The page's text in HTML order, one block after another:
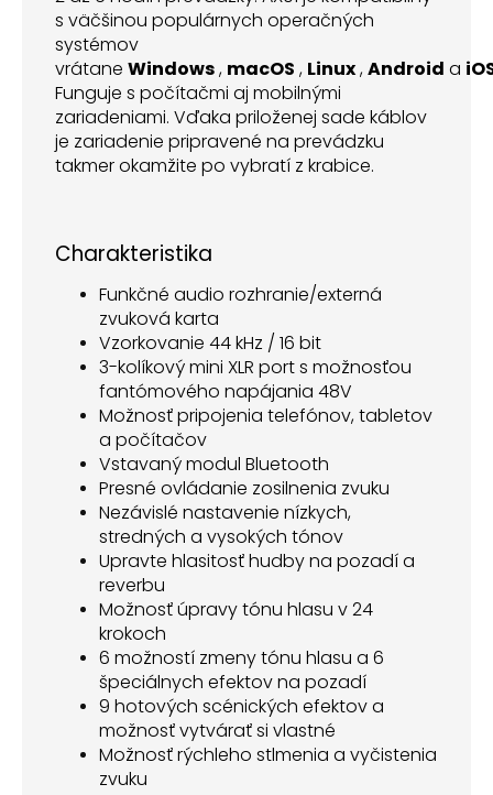
s väčšinou populárnych operačných
systémov
vrátane Windows, macOS , Linux,Android a
Funguje s počítačmi aj mobilnými
zariadeniami. Vďaka priloženej sade káblov
je zariadenie pripravené na prevádzku
takmer okamžite po vybratí z krabice.
Charakteristika
Funkčné audio rozhranie/externá
zvuková karta
Vzorkovanie 44 kHz / 16 bit
3-kolíkový mini XLR port s možnosťou
fantómového napájania 48V
Možnosť pripojenia telefónov, tabletov
a počítačov
Vstavaný modul Bluetooth
Presné ovládanie zosilnenia zvuku
Nezávislé nastavenie nízkych,
stredných a vysokých tónov
Upravte hlasitosť hudby na pozadí a
reverbu
Možnosť úpravy tónu hlasu v 24
krokoch
6 možností zmeny tónu hlasu a 6
špeciálnych efektov na pozadí
9 hotových scénických efektov a
možnosť vytvárať si vlastné
Možnosť rýchleho stlmenia a vyčistenia
zvuku